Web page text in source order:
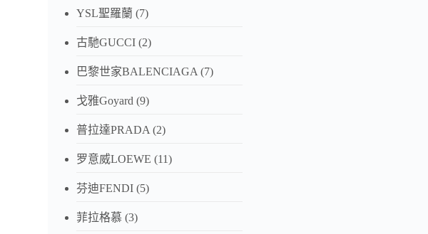
YSL聖羅蘭 (7)
古馳GUCCI (2)
巴黎世家BALENCIAGA (7)
戈雅Goyard (9)
普拉達PRADA (2)
罗意威LOEWE (11)
芬迪FENDI (5)
菲拉格慕 (3)